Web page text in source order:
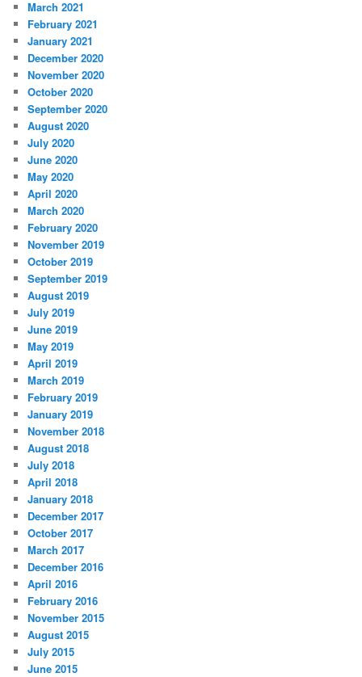
March 2021
February 2021
January 2021
December 2020
November 2020
October 2020
September 2020
August 2020
July 2020
June 2020
May 2020
April 2020
March 2020
February 2020
November 2019
October 2019
September 2019
August 2019
July 2019
June 2019
May 2019
April 2019
March 2019
February 2019
January 2019
November 2018
August 2018
July 2018
April 2018
January 2018
December 2017
October 2017
March 2017
December 2016
April 2016
February 2016
November 2015
August 2015
July 2015
June 2015